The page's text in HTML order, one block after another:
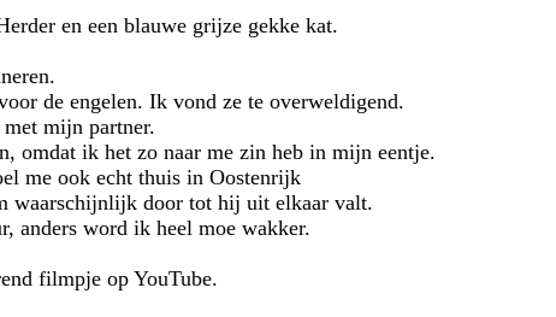
en een blauwe grijze gekke kat.
de engelen. Ik vond ze te overweldigend.
mijn partner.
omdat ik het zo naar me zin heb in mijn eentje.
me ook echt thuis in Oostenrijk
waarschijnlijk door tot hij uit elkaar valt.
anders word ik heel moe wakker.
filmpje op YouTube.